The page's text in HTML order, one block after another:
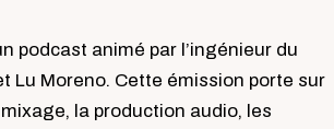
podcast animé par l’ingénieur du
Lu Moreno. Cette émission porte sur
la production audio, les